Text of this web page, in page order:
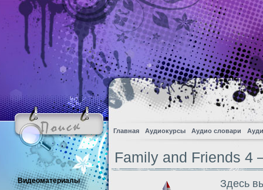
Главная Аудиокурсы Аудио словари
Family and Friends 4
Здесь
Видеоматериалы